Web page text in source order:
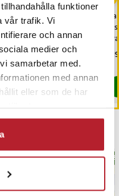
funktioner
vår trafik. Vi
och annan
medier och
samarbetar med.
med annan
eller som de har
Warmer / Halsduk
och dragsko -
59 kr
levereras inom 1-2 vardagar